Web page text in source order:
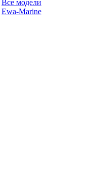
Все модели
Ewa-Marine